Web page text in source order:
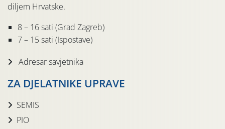
diljem Hrvatske.
8 – 16 sati (Grad Zagreb)
7 – 15 sati (Ispostave)
Adresar savjetnika
ZA DJELATNIKE UPRAVE
SEMIS
PIO